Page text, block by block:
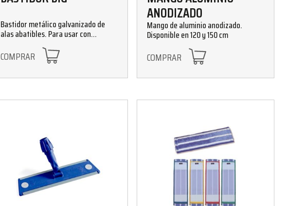
Bastidor metálico galvanizado de
alas abatibles. Para usar con
recambios de 16 cm de anchura,
compatibles con mopas BIG.
Disponible en tamaños de 45, 60, 75
COMPRAR
ANODIZADO
Mango de aluminio anodizado.
Disponible en 120 y 150 cm
COMPRAR